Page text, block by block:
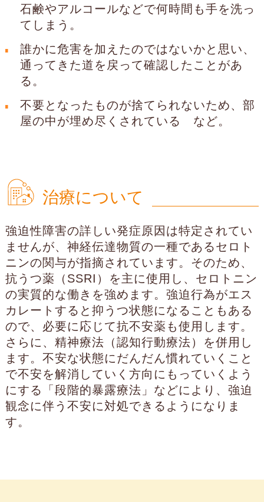
石鹸やアルコールなどで何時間も手を洗っ
てしまう。
誰かに危害を加えたのではないかと思い、
通ってきた道を戻って確認したことがあ
る。
不要となったものが捨てられないため、部
屋の中が埋め尽くされている など。
治療について
強迫性障害の詳しい発症原因は特定されてい
ませんが、神経伝達物質の一種であるセロト
ニンの関与が指摘されています。そのため、
抗うつ薬（SSRI）を主に使用し、セロトニン
の実質的な働きを強めます。強迫行為がエス
カレートすると抑うつ状態になることもある
ので、必要に応じて抗不安薬も使用します。
さらに、精神療法（認知行動療法）を併用し
ます。不安な状態にだんだん慣れていくこと
で不安を解消していく方向にもっていくよう
にする「段階的暴露療法」などにより、強迫
観念に伴う不安に対処できるようになりま
す。